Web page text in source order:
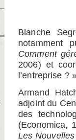
Blanche
notamment
Comment
2006) et
l’entreprise ?
Armand
adjoint du
des
(Economica,
Les